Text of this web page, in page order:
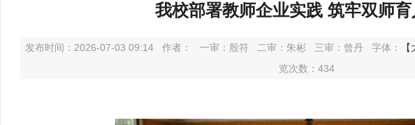
我校部署教师企业实践 筑牢双师
发布时间：2026-07-03 09:14 作者： 一审： 殷符 二审： 朱彬 三审： 曾丹 字体： 【
览次数： 434